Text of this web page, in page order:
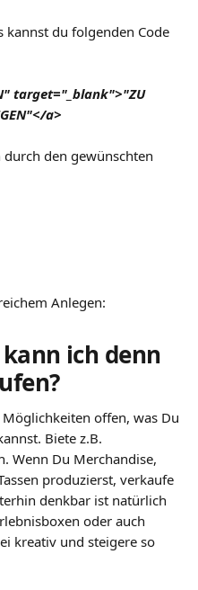
du folgenden Code
target="_blank">"ZU
a>
den gewünschten
Anlegen:
ich denn
offen, was Du
Biete z.B.
Wenn Du Merchandise,
produzierst, verkaufe
denkbar ist natürlich
oder auch
kreativ und steigere so